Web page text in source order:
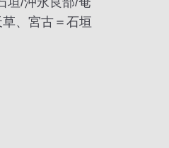
、宮古＝石垣